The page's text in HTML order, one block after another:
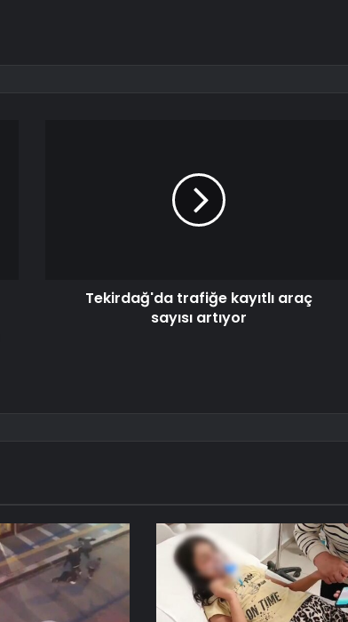
Tekirdağ'da trafiğe kayıtlı araç
sayısı artıyor